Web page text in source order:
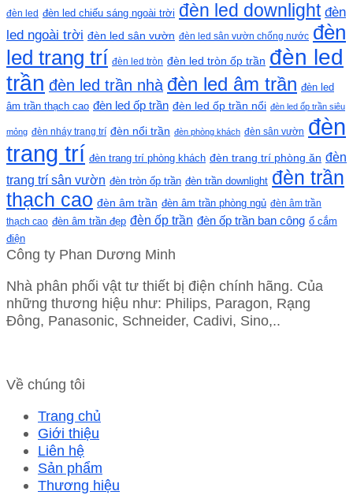
đèn led đèn led chiếu sáng ngoài trời đèn led downlight đèn
led ngoài trời đèn led sân vườn đèn led sân vườn chống nước đèn
led trang trí đèn led tròn đèn led tròn ốp trần đèn led
trần đèn led trần nhà đèn led âm trần đèn led
âm trần thạch cao đèn led ốp trần đèn led ốp trần nổi đèn led ốp trần siêu
mỏng đèn nháy trang trí đèn nổi trần đèn phòng khách đèn sân vườn đèn
trang trí đèn trang trí phòng khách đèn trang trí phòng ăn đèn
trang trí sân vườn đèn tròn ốp trần đèn trần downlight đèn trần
thạch cao đèn âm trần đèn âm trần phòng ngủ đèn âm trần
thạch cao đèn âm trần đẹp đèn ốp trần đèn ốp trần ban công ổ cắm
điện
Công ty Phan Dương Minh
Nhà phân phối vật tư thiết bị điện chính hãng. Của
những thương hiệu như: Philips, Paragon, Rạng
Đông, Panasonic, Schneider, Cadivi, Sino,..
Về chúng tôi
Trang chủ
Giới thiệu
Liên hệ
Sản phẩm
Thương hiệu